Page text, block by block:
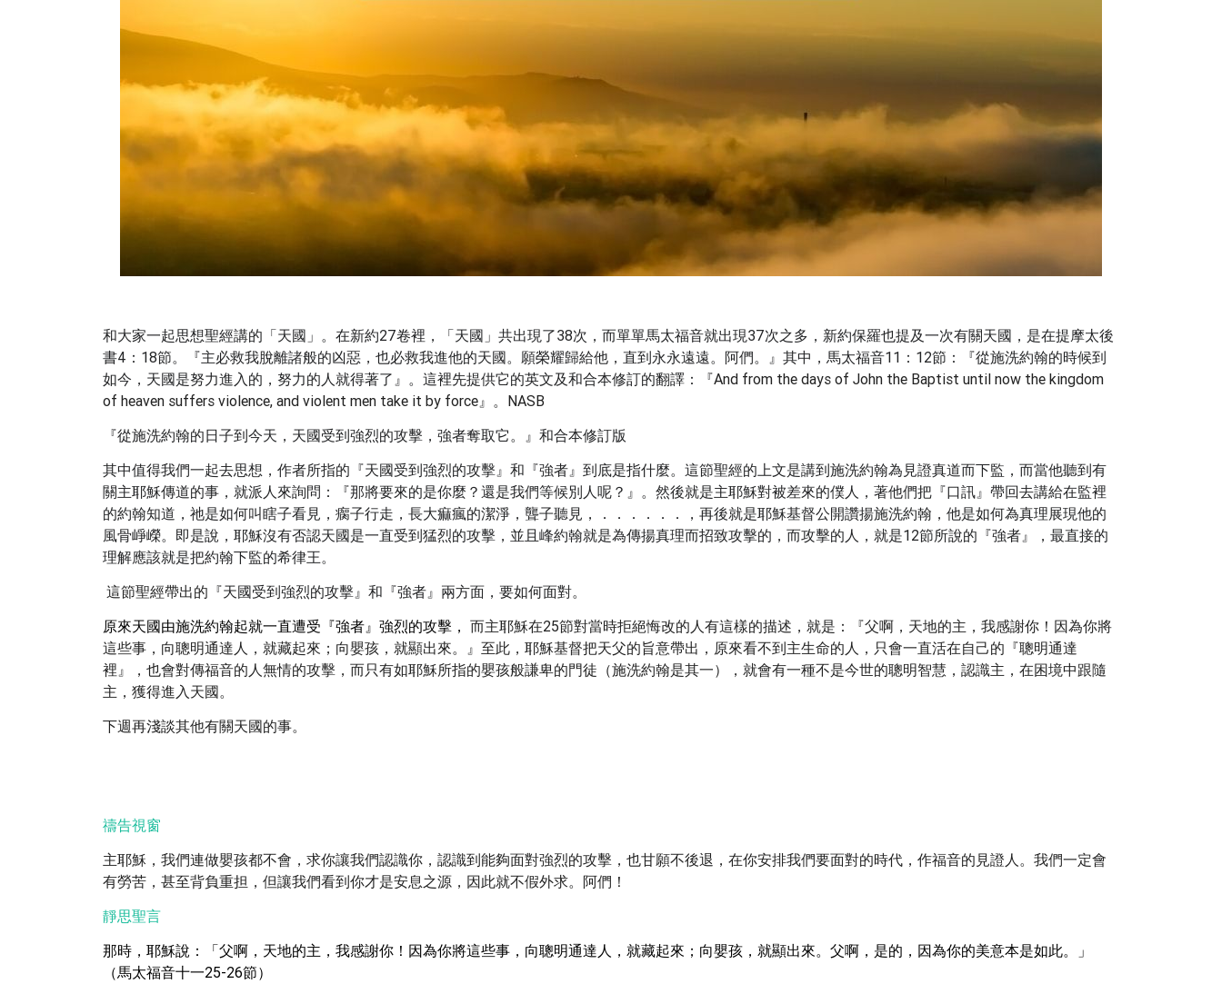
和大家一起思想聖經講的「天國」。在新約27卷裡，「天國」共出現了38次，而單單馬太福音就出現37次之多，新約保羅也提及一次有關天國，是在提摩太後
書4：18節。『主必救我脫離諸般的凶惡，也必救我進他的天國。願榮耀歸給他，直到永永遠遠。阿們。』其中，馬太福音11：12節：『從施洗約翰的時候到
如今，天國是努力進入的，努力的人就得著了』。這裡先提供它的英文及和合本修訂的翻譯：『And from the days of John the Baptist until now the kingdom
of heaven suffers violence, and violent men take it by force』。NASB
『從施洗約翰的日子到今天，天國受到強烈的攻擊，強者奪取它。』和合本修訂版
其中值得我們一起去思想，作者所指的『天國受到強烈的攻擊』和『強者』到底是指什麼。這節聖經的上文是講到施洗約翰為見證真道而下監，而當他聽到有
關主耶穌傳道的事，就派人來詢問：『那將要來的是你麼？還是我們等候別人呢？』。然後就是主耶穌對被差來的僕人，著他們把『口訊』帶回去講給在監裡
的約翰知道，祂是如何叫瞎子看見，瘸子行走，長大痲瘋的潔淨，聾子聽見，．．．．．．，再後就是耶穌基督公開讚揚施洗約翰，他是如何為真理展現他的
風骨崢嶸。即是說，耶穌沒有否認天國是一直受到猛烈的攻擊，並且峰約翰就是為傳揚真理而招致攻擊的，而攻擊的人，就是12節所說的『強者』，最直接的
理解應該就是把約翰下監的希律王。
這節聖經帶出的 『天國受到強烈的攻擊』和『強者』兩方面，要如何面對。
原來天國由施洗約翰起就一直遭受『強者』強烈的攻擊， 而主耶穌在25節對當時拒絕悔改的人有這樣的描述，就是：『父啊，天地的主，我感謝你！因為你將
這些事，向聰明通達人，就藏起來；向嬰孩，就顯出來。』至此，耶穌基督把天父的旨意帶出，原來看不到主生命的人，只會一直活在自己的『聰明通達
裡』，也會對傳福音的人無情的攻擊，而只有如耶穌所指的嬰孩般謙卑的門徒（施洗約翰是其一），就會有一種不是今世的聰明智慧，認識主，在困境中跟隨
主，獲得進入天國。
下週再淺談其他有關天國的事。
禱告視窗
主耶穌，我們連做嬰孩都不會，求你讓我們認識你，認識到能夠面對強烈的攻擊，也甘願不後退，在你安排我們要面對的時代，作福音的見證人。我們一定會
有勞苦，甚至背負重担，但讓我們看到你才是安息之源，因此就不假外求。阿們！
靜思聖言
那時，耶穌說：「父啊，天地的主，我感謝你！因為你將這些事，向聰明通達人，就藏起來；向嬰孩，就顯出來。父啊，是的，因為你的美意本是如此。」
（馬太福音十一25-26節）